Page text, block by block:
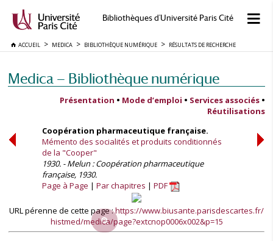
Bibliothèques d'Université Paris Cité
ACCUEIL MEDICA BIBLIOTHÈQUE NUMÉRIQUE RÉSULTATS DE RECHERCHE
Medica — Bibliothèque numérique
Présentation • Mode d’emploi • Services associés •
Réutilisations
Coopération pharmaceutique française.
Mémento des socialités et produits conditionnés
de la "Cooper"
1930. - Melun : Coopération pharmaceutique
française, 1930.
Page à Page
Par chapitres PDF
URL pérenne de cette page :https://www.biusante.parisdescartes.fr/
histmed/medica/page?extcnop0006x002&p=15